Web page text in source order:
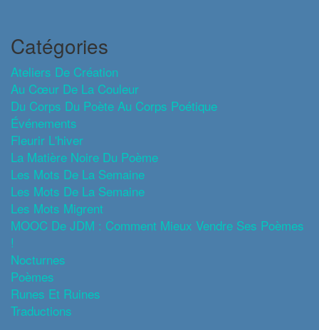
Catégories
Ateliers De Création
Au Cœur De La Couleur
Du Corps Du Poète Au Corps Poétique
Événements
Fleurir L'hiver
La Matière Noire Du Poème
Les Mots De La Semaine
Les Mots De La Semaine
Les Mots Migrent
MOOC De JDM : Comment Mieux Vendre Ses Poèmes
!
Nocturnes
Poèmes
Runes Et Ruines
Traductions